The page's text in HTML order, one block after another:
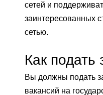
сетей и
заинтересованных
сетью.
Как подать
Вы должны подать
вакансий на